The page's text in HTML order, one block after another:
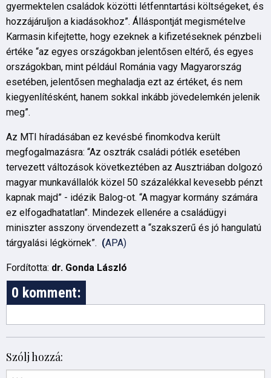
gyermektelen családok közötti létfenntartási költségeket, és
hozzájáruljon a kiadásokhoz”. Álláspontját megismételve
Karmasin kifejtette, hogy ezeknek a kifizetéseknek pénzbeli
értéke “az egyes országokban jelentősen eltérő, és egyes
országokban, mint például Románia vagy Magyarország
esetében, jelentősen meghaladja ezt az értéket, és nem
kiegyenlítésként, hanem sokkal inkább jövedelemkén jelenik
meg”.
Az MTI híradásában ez kevésbé finomkodva került
megfogalmazásra: “Az osztrák családi pótlék esetében
tervezett változások következtében az Ausztriában dolgozó
magyar munkavállalók közel 50 százalékkal kevesebb pénzt
kapnak majd” - idézik Balog-ot. “A magyar kormány számára
ez elfogadhatatlan”. Mindezek ellenére a családügyi
miniszter asszony örvendezett a “szakszerű és jó hangulatú
tárgyalási légkörnek”. (APA)
Fordította: dr. Gonda László
0 komment:
Szólj hozzá: